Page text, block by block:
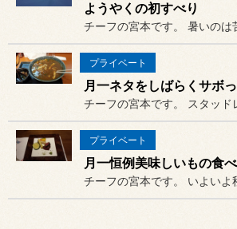
ようやくの初すべり
プライベート
プライベート